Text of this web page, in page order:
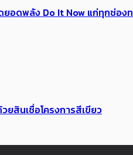
อดพลัง Do It Now แก่ทุกช่อ
ยสินเชื่อโครงการสีเขียว